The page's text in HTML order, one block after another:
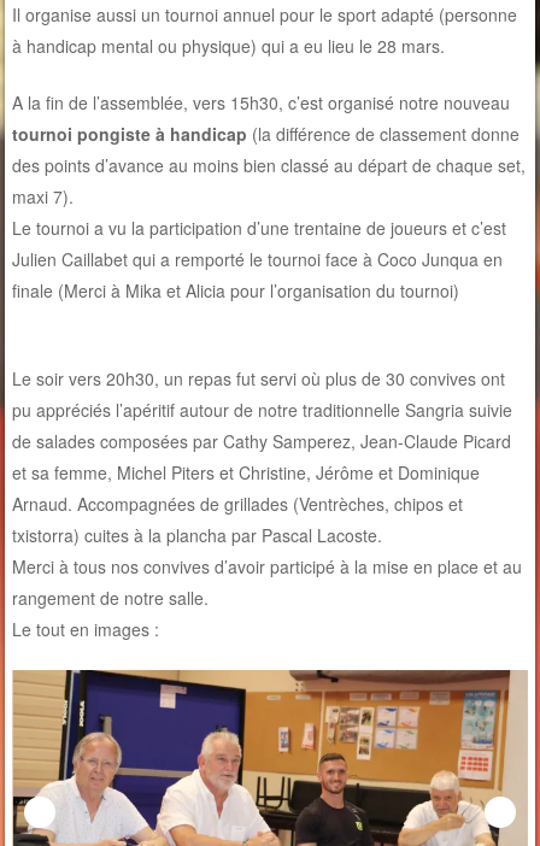
Il organise aussi un tournoi annuel pour le sport adapté (personne
à handicap mental ou physique) qui a eu lieu le 28 mars.
A la fin de l’assemblée, vers 15h30, c’est organisé notre nouveau
tournoi pongiste à handicap (la différence de classement donne
des points d’avance au moins bien classé au départ de chaque set,
maxi 7).
Le tournoi a vu la participation d’une trentaine de joueurs et c’est
Julien Caillabet qui a remporté le tournoi face à Coco Junqua en
finale (Merci à Mika et Alicia pour l’organisation du tournoi)
Le soir vers 20h30, un repas fut servi où plus de 30 convives ont
pu appréciés l’apéritif autour de notre traditionnelle Sangria suivie
de salades composées par Cathy Samperez, Jean-Claude Picard
et sa femme, Michel Piters et Christine, Jérôme et Dominique
Arnaud. Accompagnées de grillades (Ventrèches, chipos et
txistorra) cuites à la plancha par Pascal Lacoste.
Merci à tous nos convives d’avoir participé à la mise en place et au
rangement de notre salle.
Le tout en images :